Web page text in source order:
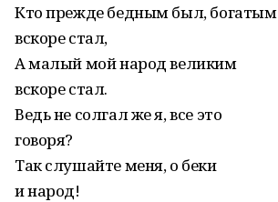
Кто прежде бедным был, богатым
вскоре стал,
А малый мой народ великим
вскоре стал.
Ведь не солгал же я, все это
говоря?
Так слушайте меня, о беки
и народ!